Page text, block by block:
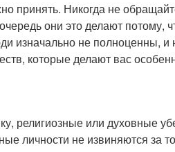
принять. Никогда не
они это делают потому,
изначально не полноценны, и
которые делают вас
религиозные или духовные
личности не извиняются за